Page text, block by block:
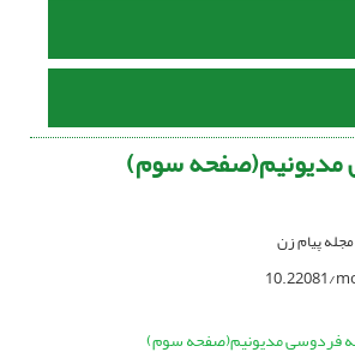
مدیونیم(صفحه سوم)
پیام زن
10.22081/